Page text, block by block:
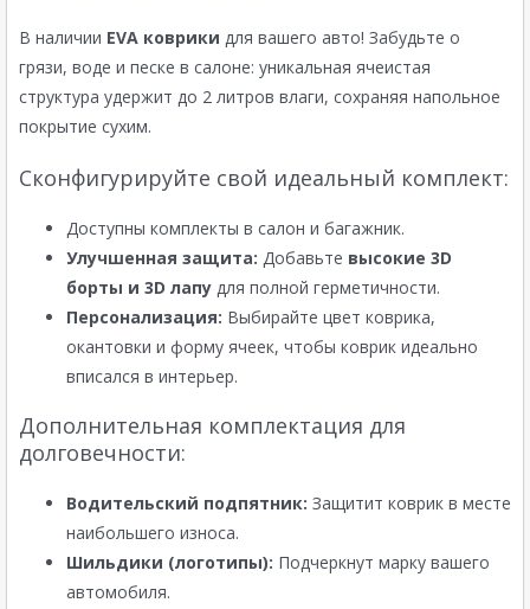
В наличии EVA коврики для вашего авто! Забудьте о
грязи, воде и песке в салоне: уникальная ячеистая
структура удержит до 2 литров влаги, сохраняя напольное
покрытие сухим.
Сконфигурируйте свой идеальный комплект:
Доступны комплекты в салон и багажник.
Улучшенная защита: Добавьте высокие 3D
борты и 3D лапу для полной герметичности.
Персонализация: Выбирайте цвет коврика,
окантовки и форму ячеек, чтобы коврик идеально
вписался в интерьер.
Дополнительная комплектация для
долговечности:
Водительский подпятник: Защитит коврик в месте
наибольшего износа.
Шильдики (логотипы): Подчеркнут марку вашего
автомобиля.